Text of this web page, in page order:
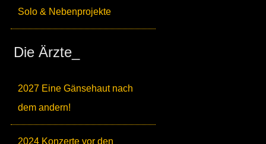
Solo & Nebenprojekte
Die Ärzte_
2027 Eine Gänsehaut nach
dem andern!
2024 Konzerte vor den